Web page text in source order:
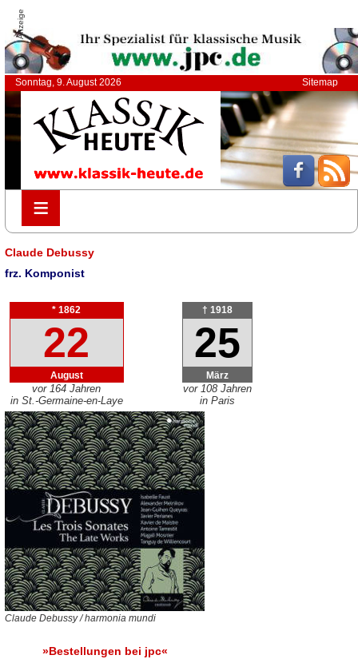
Anzeige
Sonntag, 9. August 2026 Sitemap
≡
≡
Claude Debussy
frz. Komponist
* 1862
22
August
vor 164 Jahren
in St.-Germaine-en-Laye
† 1918
25
März
vor 108 Jahren
in Paris
Claude Debussy / harmonia mundi
»Bestellungen bei jpc«